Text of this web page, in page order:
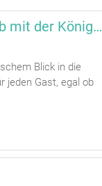
Landhaus Wildschütz - Urlaub mit der Königscard
Blick in die
jeden Gast, egal ob